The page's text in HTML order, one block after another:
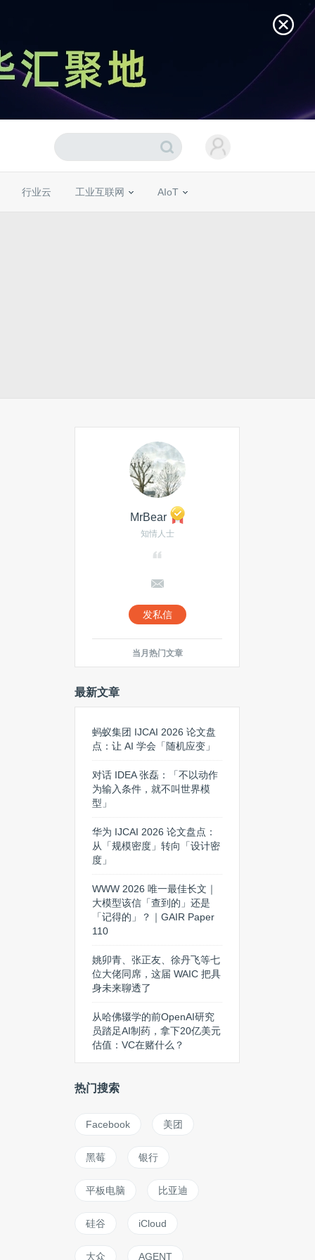
行业云 工业互联网 AIoT
MrBear
知情人士
发私信
当月热门文章
最新文章
蚂蚁集团 IJCAI 2026 论文盘
点：让 AI 学会「随机应变」
对话 IDEA 张磊：「不以动作
为输入条件，就不叫世界模
型」
华为 IJCAI 2026 论文盘点：
从「规模密度」转向「设计密
度」
WWW 2026 唯一最佳长文｜
大模型该信「查到的」还是
「记得的」？｜GAIR Paper
110
姚卯青、张正友、徐丹飞等七
位大佬同席，这届 WAIC 把具
身未来聊透了
从哈佛辍学的前OpenAI研究
员踏足AI制药，拿下20亿美元
估值：VC在赌什么？
热门搜索
Facebook 美团
黑莓 银行
平板电脑 比亚迪
硅谷 iCloud
大众 AGENT